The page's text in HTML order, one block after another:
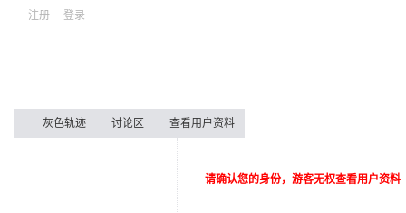
注册 登录
灰色轨迹 讨论区 查看用户资料
请确认您的身份，游客无权查看用户资料